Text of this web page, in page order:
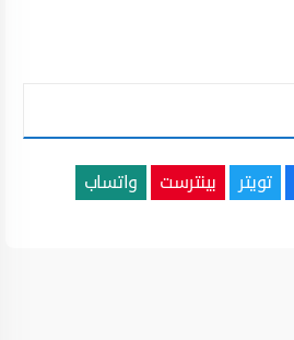
تويتر بينترست
واتساب